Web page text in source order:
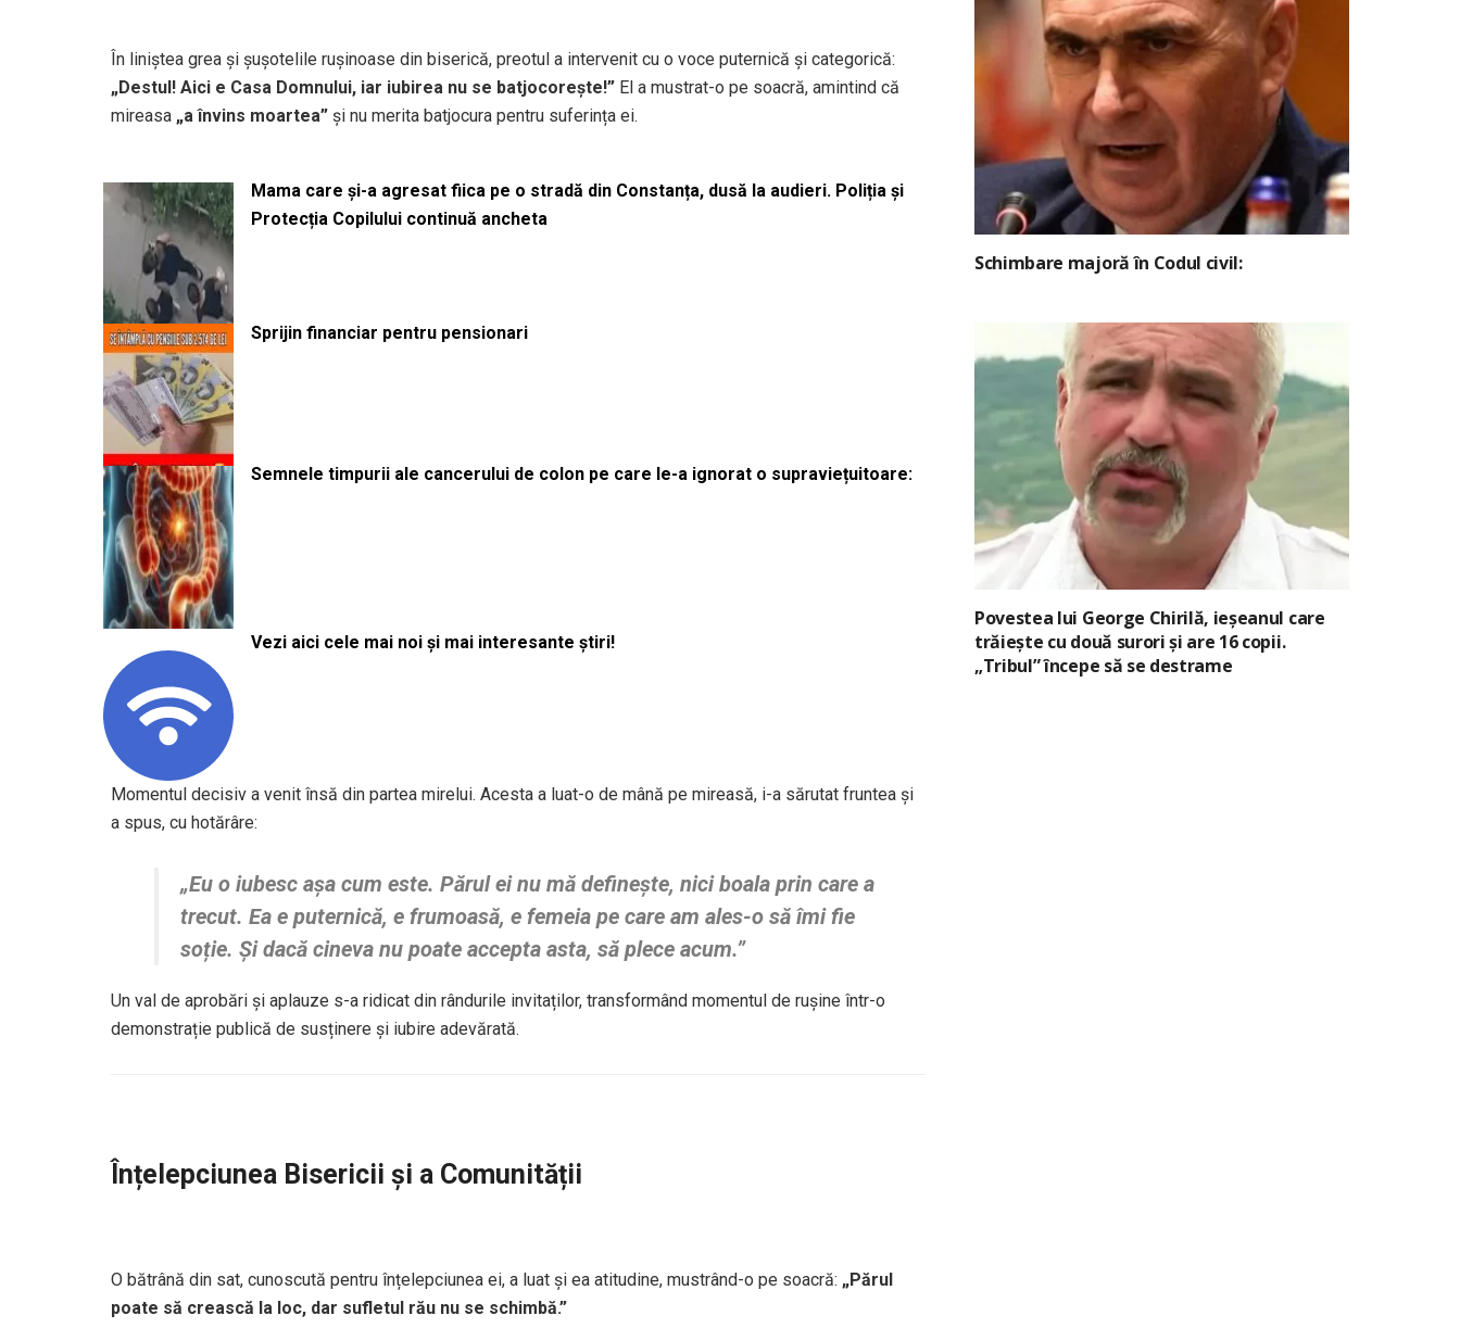
În liniștea grea și șușotelile rușinoase din biserică, preotul a intervenit cu o voce puternică și categorică:
„Destul! Aici e Casa Domnului, iar iubirea nu se batjocorește!” El a mustrat-o pe soacră, amintind că
mireasa „a învins moartea” și nu merita batjocura pentru suferința ei.
Mama care și-a agresat fiica pe o stradă din Constanța, dusă la audieri. Poliția și
Protecția Copilului continuă ancheta
Sprijin financiar pentru pensionari
Semnele timpurii ale cancerului de colon pe care le-a ignorat o supraviețuitoare:
Vezi aici cele mai noi și mai interesante știri!
Momentul decisiv a venit însă din partea mirelui. Acesta a luat-o de mână pe mireasă, i-a sărutat fruntea și
a spus, cu hotărâre:
„Eu o iubesc așa cum este. Părul ei nu mă definește, nici boala prin care a
trecut. Ea e puternică, e frumoasă, e femeia pe care am ales-o să îmi fie
soție. Și dacă cineva nu poate accepta asta, să plece acum.”
Un val de aprobări și aplauze s-a ridicat din rândurile invitaților, transformând momentul de rușine într-o
demonstrație publică de susținere și iubire adevărată.
Înțelepciunea Bisericii și a Comunității
O bătrână din sat, cunoscută pentru înțelepciunea ei, a luat și ea atitudine, mustrând-o pe soacră: „Părul
poate să crească la loc, dar sufletul rău nu se schimbă.”
Schimbare majoră în Codul civil:
Povestea lui George Chirilă, ieșeanul care
trăiește cu două surori și are 16 copii.
„Tribul” începe să se destrame